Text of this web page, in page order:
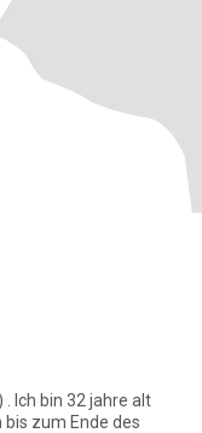
Ich bin 32 jahre alt
zum Ende des